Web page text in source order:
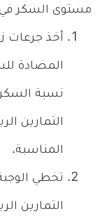
مستوى السكر في
أخذ جرعات
المضادة
نسبة
التمارين
المناسبة.
تخطي
التمارين